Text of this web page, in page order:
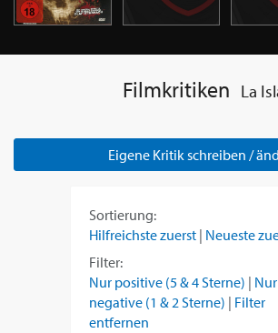
Filmkritiken La
Eigene Kritik schreiben /
Sortierung:
Hilfreichste zuerst | Neueste
Filter:
Nur positive (5 & 4 Sterne) | Nur
negative (1 & 2 Sterne) | Filter
entfernen